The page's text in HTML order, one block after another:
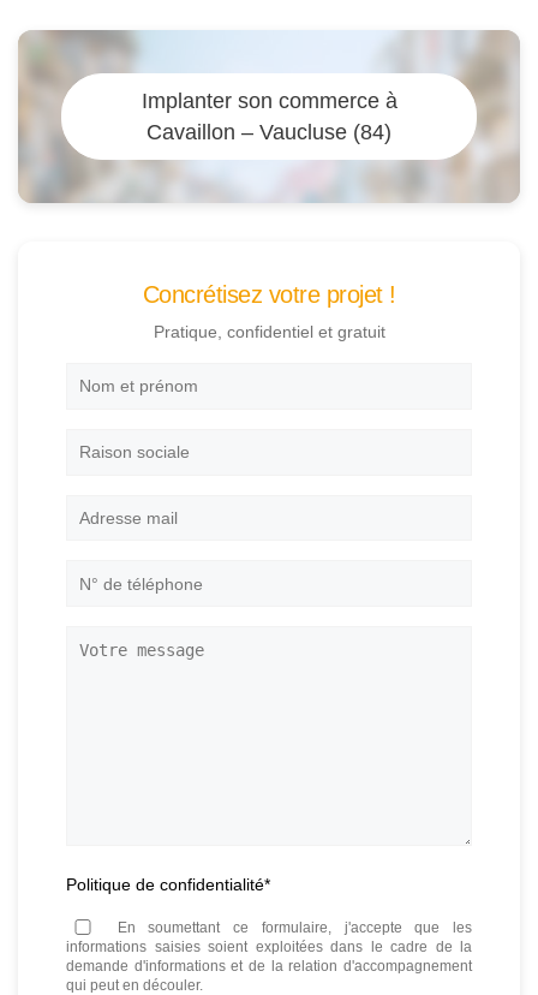
Implanter son commerce à
Cavaillon – Vaucluse (84)
Concrétisez votre projet !
Pratique, confidentiel et gratuit
Nom
Raison
Adresse
N°
Votre
Politique de confidentialité*
En soumettant ce formulaire, j'accepte que les
informations saisies soient exploitées dans le cadre de la
demande d'informations et de la relation d'accompagnement
qui peut en découler.